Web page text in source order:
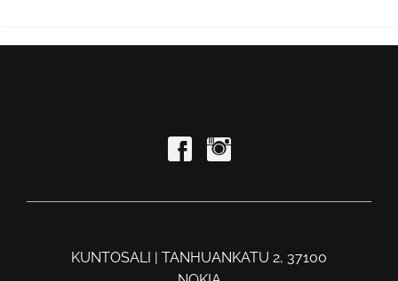
KUNTOSALI | TANHUANKATU 2, 37100